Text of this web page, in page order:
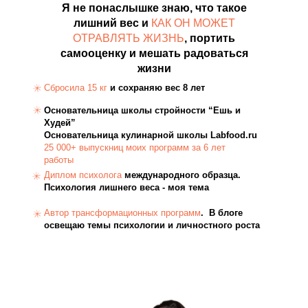
Я не понаслышке знаю, что такое
лишний вес и КАК ОН МОЖЕТ
ОТРАВЛЯТЬ ЖИЗНЬ, портить
самооценку и мешать радоваться
жизни
Основательница школы стройности “Ешь и
Худей”
Основательница кулинарной школы Labfood.ru
25 000+ выпускниц моих программ за 6 лет
работы
Сбросила 15 кг и сохраняю вес 8 лет
Автор трансформационных программ. В блоге
освещаю темы психологии и личностного роста
Диплом психологамеждународного образца.
Психология лишнего веса - моя тема